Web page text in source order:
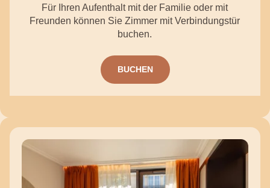
Für Ihren Aufenthalt mit der Familie oder mit
Freunden können Sie Zimmer mit Verbindungstür
buchen.
BUCHEN